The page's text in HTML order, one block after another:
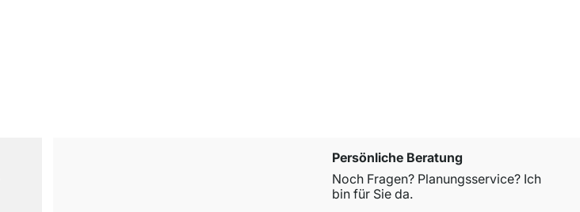
Persönliche Beratung
Noch Fragen? Planungsservice? Ich
bin für Sie da.